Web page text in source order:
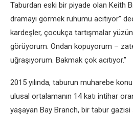
Taburdan eski bir piyade olan Keith
dramayı görmek ruhumu acıtıyor”
kardeşler, çocukça tartışmalar
görüyorum. Ondan kopuyorum –
uğraşıyorum. Bakmak çok acıtıyor.”
2015 yılında, taburun muharebe
ulusal ortalamanın 14 katı intihar
yaşayan Bay Branch, bir tabur gazisi